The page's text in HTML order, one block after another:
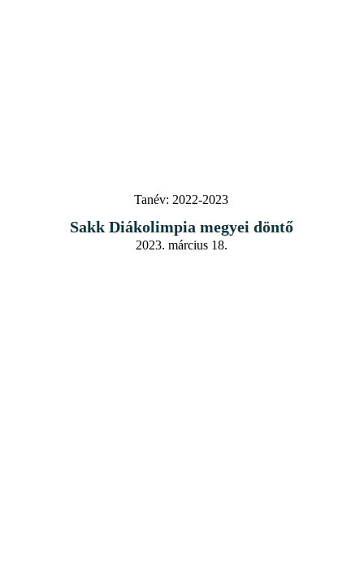
Tanév: 2022-2023
Sakk Diákolimpia megyei döntő
2023. március 18.